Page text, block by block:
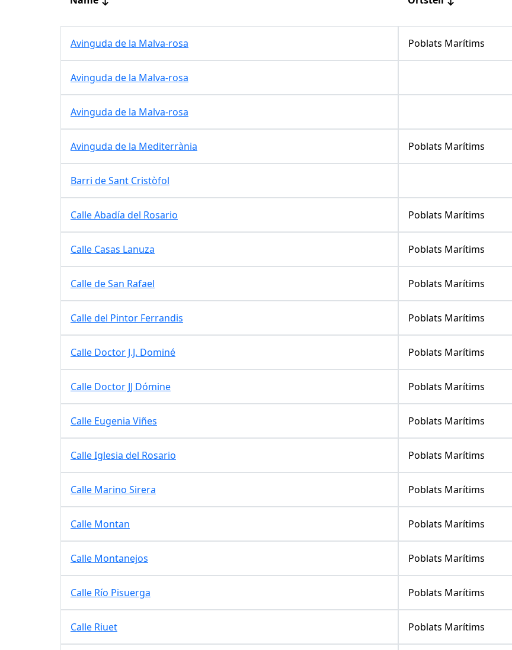
Avinguda de la Malva-rosa Poblats Marítims
Avinguda de la Malva-rosa
Avinguda de la Malva-rosa
Avinguda de la Mediterrània Poblats Marítims
Barri de Sant Cristòfol
Calle Abadía del Rosario Poblats Marítims
Calle Casas Lanuza Poblats Marítims
Calle de San Rafael Poblats Marítims
Calle del Pintor Ferrandis Poblats Marítims
Calle Doctor J.J. Dominé Poblats Marítims
Calle Doctor JJ Dómine Poblats Marítims
Calle Eugenia Viñes Poblats Marítims
Calle Iglesia del Rosario Poblats Marítims
Calle Marino Sirera Poblats Marítims
Calle Montan Poblats Marítims
Calle Montanejos Poblats Marítims
Calle Río Pisuerga Poblats Marítims
Calle Riuet Poblats Marítims